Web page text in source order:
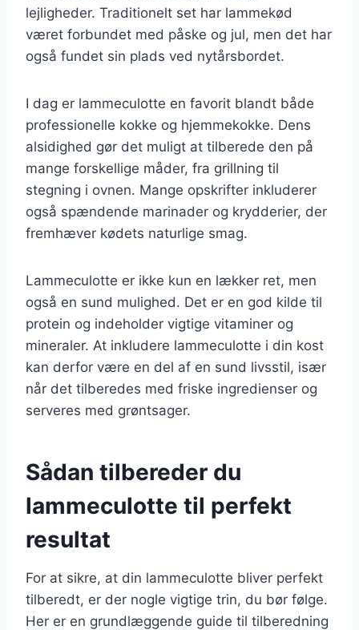
lejligheder. Traditionelt set har lammekød
været forbundet med påske og jul, men det har
også fundet sin plads ved nytårsbordet.
I dag er lammeculotte en favorit blandt både
professionelle kokke og hjemmekokke. Dens
alsidighed gør det muligt at tilberede den på
mange forskellige måder, fra grillning til
stegning i ovnen. Mange opskrifter inkluderer
også spændende marinader og krydderier, der
fremhæver kødets naturlige smag.
Lammeculotte er ikke kun en lækker ret, men
også en sund mulighed. Det er en god kilde til
protein og indeholder vigtige vitaminer og
mineraler. At inkludere lammeculotte i din kost
kan derfor være en del af en sund livsstil, især
når det tilberedes med friske ingredienser og
serveres med grøntsager.
Sådan tilbereder du
lammeculotte til perfekt
resultat
For at sikre, at din lammeculotte bliver perfekt
tilberedt, er der nogle vigtige trin, du bør følge.
Her er en grundlæggende guide til tilberedning